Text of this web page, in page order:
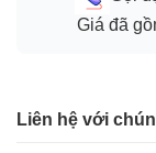
Giá đã
Liên hệ với